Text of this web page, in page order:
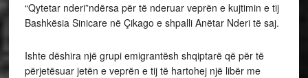
“Qytetar nderi”ndërsa për të nderuar veprën e kujtimin e tij
Bashkësia Sinicare në Çikago e shpalli Anëtar Nderi të saj.
Ishte dëshira një grupi emigrantësh shqiptarë që për të
përjetësuar jetën e veprën e tij të hartohej një libër me